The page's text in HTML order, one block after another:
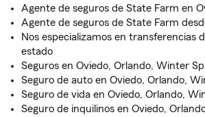
Agente de seguros de State Farm en
Agente de seguros de State Farm
Nos especializamos en transferencias
estado
Seguros en Oviedo, Orlando, Winter
Seguro de auto en Oviedo, Orlando,
Seguro de vida en Oviedo, Orlando,
Seguro de inquilinos en Oviedo,